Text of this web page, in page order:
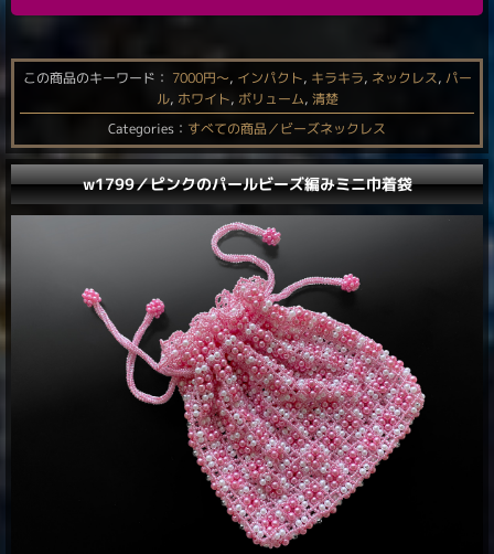
この商品のキーワード： 7000円〜, インパクト, キラキラ, ネックレス, パー
ル, ホワイト, ボリューム, 清楚
Categories： すべての商品／ビーズネックレス
w1799／ピンクのパールビーズ編みミニ巾着袋